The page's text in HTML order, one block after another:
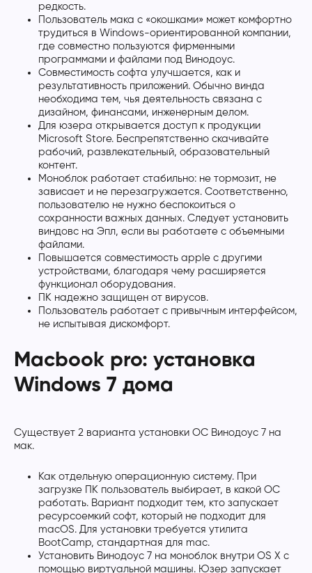
редкость.
Пользователь мака с «окошками» может комфортно
трудиться в Windows-ориентированной компании,
где совместно пользуются фирменными
программами и файлами под Винодоус.
Совместимость софта улучшается, как и
результативность приложений. Обычно винда
необходима тем, чья деятельность связана с
дизайном, финансами, инженерным делом.
Для юзера открывается доступ к продукции
Microsoft Store. Беспрепятственно скачивайте
рабочий, развлекательный, образовательный
контент.
Моноблок работает стабильно: не тормозит, не
зависает и не перезагружается. Соответственно,
пользователю не нужно беспокоиться о
сохранности важных данных. Следует установить
виндовс на Эпл, если вы работаете с объемными
файлами.
Повышается совместимость apple с другими
устройствами, благодаря чему расширяется
функционал оборудования.
ПК надежно защищен от вирусов.
Пользователь работает с привычным интерфейсом,
не испытывая дискомфорт.
Macbook pro: установка
Windows 7 дома
Существует 2 варианта установки ОС Винодоус 7 на
мак.
Как отдельную операционную систему. При
загрузке ПК пользователь выбирает, в какой ОС
работать. Вариант подходит тем, кто запускает
ресурсоемкий софт, который не подходит для
macOS. Для установки требуется утилита
BootCamp, стандартная для mac.
Установить Винодоус 7 на моноблок внутри OS X с
помощью виртуальной машины. Юзер запускает